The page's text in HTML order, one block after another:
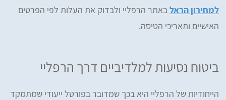
למחירון הראלבאתר הרפליי ולבדוק את העלות לפי הפרטים
האישיים ותאריכי הטיסה.
ביטוח נסיעות למלדיביים דרך הרפליי
הייחודיות של הרפליי היא בכך שמדובר בפורטל ייעודי שמתמקד